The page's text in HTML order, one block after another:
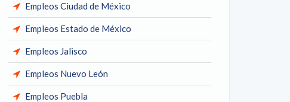
Empleos Ciudad de México
Empleos Estado de México
Empleos Jalisco
Empleos Nuevo León
Empleos Puebla